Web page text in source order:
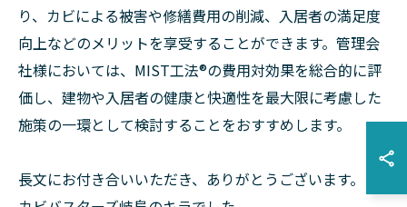
り、カビによる被害や修繕費用の削減、入居者の満足度
向上などのメリットを享受することができます。管理会
社様においては、MIST工法®︎の費用対効果を総合的に評
価し、建物や入居者の健康と快適性を最大限に考慮した
施策の一環として検討することをおすすめします。
長文にお付き合いいただき、ありがとうございます。